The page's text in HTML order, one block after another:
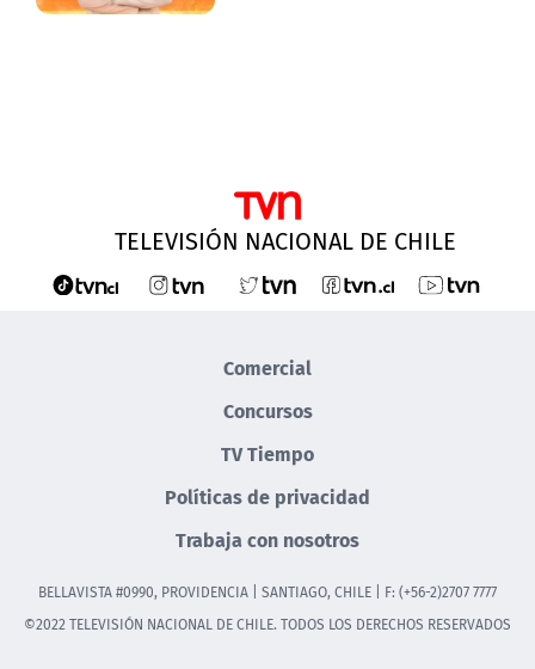
TELEVISIÓN NACIONAL DE CHILE
Comercial
Concursos
TV Tiempo
Políticas de privacidad
Trabaja con nosotros
BELLAVISTA #0990, PROVIDENCIA | SANTIAGO, CHILE | F: (+56-2)2707 7777
©2022 TELEVISIÓN NACIONAL DE CHILE. TODOS LOS DERECHOS RESERVADOS